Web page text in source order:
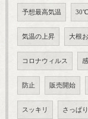
予想最高気温 30℃
気温の上昇 大根
コロナウィルス
防止 販売開始
スッキリ さっぱり